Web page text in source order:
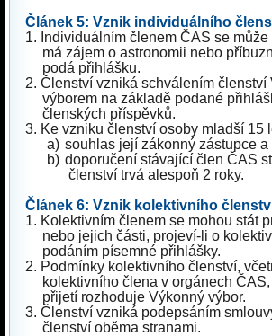
Článek 5: Vznik individuálního
1. Individuálním členem ČAS se
má zájem o astronomii nebo
podá přihlášku.
2. Členství vzniká schválením členství
výborem na základě podané
členských příspěvků.
3. Ke vzniku členství osoby mladší 15
a) souhlas její zákonný zástupce a
b) doporučení stávající člen ČAS
členství trvá alespoň 2 roky.
Článek 6: Vznik kolektivního
1. Kolektivním členem se mohou stát
nebo jejich části, projeví-li o
podáním písemné přihlášky.
2. Podmínky kolektivního členství,
kolektivního člena v orgánech
přijetí rozhoduje Výkonný výbor.
3. Členství vzniká podepsáním
členství oběma stranami.